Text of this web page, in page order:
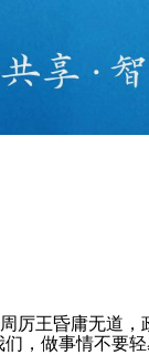
厉王昏庸无道
，做事情不要